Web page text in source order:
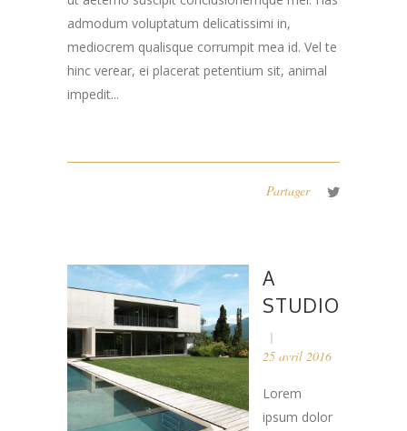
admodum voluptatum delicatissimi in,
mediocrem qualisque corrumpit mea id. Vel te
hinc verear, ei placerat petentium sit, animal
impedit...
Partager
A
STUDIO
25 avril 2016
Lorem
ipsum dolor